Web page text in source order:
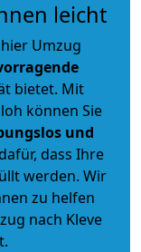
leicht
Umzug
bietet. Mit
können Sie
und
dass Ihre
werden. Wir
zu helfen
nach Kleve